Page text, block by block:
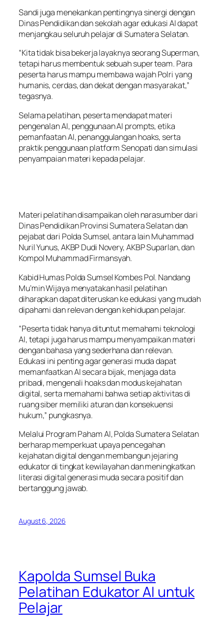
Sandi juga menekankan pentingnya sinergi dengan
Dinas Pendidikan dan sekolah agar edukasi AI dapat
menjangkau seluruh pelajar di Sumatera Selatan.
“Kita tidak bisa bekerja layaknya seorang Superman,
tetapi harus membentuk sebuah super team. Para
peserta harus mampu membawa wajah Polri yang
humanis, cerdas, dan dekat dengan masyarakat,”
tegasnya.
Selama pelatihan, peserta mendapat materi
pengenalan AI, penggunaan AI prompts, etika
pemanfaatan AI, penanggulangan hoaks, serta
praktik penggunaan platform Senopati dan simulasi
penyampaian materi kepada pelajar.
Materi pelatihan disampaikan oleh narasumber dari
Dinas Pendidikan Provinsi Sumatera Selatan dan
pejabat dari Polda Sumsel, antara lain Muhammad
Nuril Yunus, AKBP Dudi Novery, AKBP Suparlan, dan
Kompol Muhammad Firmansyah.
Kabid Humas Polda Sumsel Kombes Pol. Nandang
Mu’min Wijaya menyatakan hasil pelatihan
diharapkan dapat diteruskan ke edukasi yang mudah
dipahami dan relevan dengan kehidupan pelajar.
“Peserta tidak hanya dituntut memahami teknologi
AI, tetapi juga harus mampu menyampaikan materi
dengan bahasa yang sederhana dan relevan.
Edukasi ini penting agar generasi muda dapat
memanfaatkan AI secara bijak, menjaga data
pribadi, mengenali hoaks dan modus kejahatan
digital, serta memahami bahwa setiap aktivitas di
ruang siber memiliki aturan dan konsekuensi
hukum,” pungkasnya.
Melalui Program Paham AI, Polda Sumatera Selatan
berharap memperkuat upaya pencegahan
kejahatan digital dengan membangun jejaring
edukator di tingkat kewilayahan dan meningkatkan
literasi digital generasi muda secara positif dan
bertanggung jawab.
August 6, 2026
Kapolda Sumsel Buka
Pelatihan Edukator AI untuk
Pelajar